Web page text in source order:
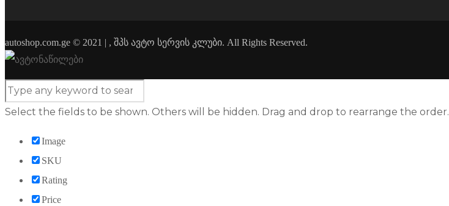
autoshop.com.ge © 2021 | , შპს ავტო სერვის კლუბი. All Rights Reserved.
Select the fields to be shown. Others will be hidden. Drag and drop to rearrange the order.
Image
SKU
Rating
Price